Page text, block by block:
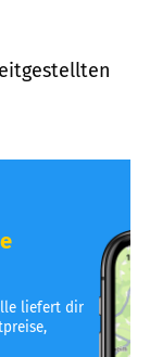
liefert dir